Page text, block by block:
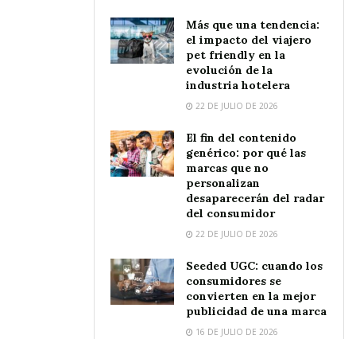
Más que una tendencia:
el impacto del viajero
pet friendly en la
evolución de la
industria hotelera
22 DE JULIO DE 2026
El fin del contenido
genérico: por qué las
marcas que no
personalizan
desaparecerán del radar
del consumidor
22 DE JULIO DE 2026
Seeded UGC: cuando los
consumidores se
convierten en la mejor
publicidad de una marca
16 DE JULIO DE 2026